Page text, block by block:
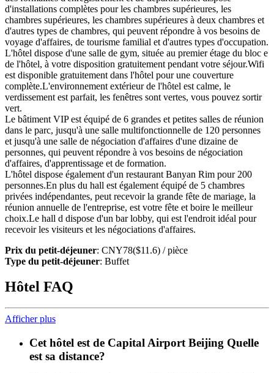
d'installations complètes pour les chambres supérieures, les
chambres supérieures, les chambres supérieures à deux chambres et
d'autres types de chambres, qui peuvent répondre à vos besoins de
voyage d'affaires, de tourisme familial et d'autres types d'occupation.
L'hôtel dispose d'une salle de gym, située au premier étage du bloc e
de l'hôtel, à votre disposition gratuitement pendant votre séjour.Wifi
est disponible gratuitement dans l'hôtel pour une couverture
complète.L'environnement extérieur de l'hôtel est calme, le
verdissement est parfait, les fenêtres sont vertes, vous pouvez sortir
vert.
Le bâtiment VIP est équipé de 6 grandes et petites salles de réunion
dans le parc, jusqu'à une salle multifonctionnelle de 120 personnes
et jusqu'à une salle de négociation d'affaires d'une dizaine de
personnes, qui peuvent répondre à vos besoins de négociation
d'affaires, d'apprentissage et de formation.
L'hôtel dispose également d'un restaurant Banyan Rim pour 200
personnes.En plus du hall est également équipé de 5 chambres
privées indépendantes, peut recevoir la grande fête de mariage, la
réunion annuelle de l'entreprise, est votre fête et boire le meilleur
choix.Le hall d dispose d'un bar lobby, qui est l'endroit idéal pour
recevoir les visiteurs et les négociations d'affaires.
Prix du petit-déjeuner: CNY78($11.6) / pièce
Type du petit-déjeuner: Buffet
Hôtel FAQ
Afficher plus
Cet hôtel est de Capital Airport Beijing Quelle
est sa distance?